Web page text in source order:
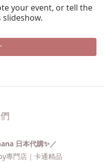
your event, or tell the
日本代購✨／
專門店｜卡通精品